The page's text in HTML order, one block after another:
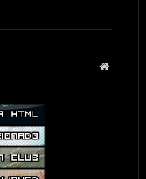
Strona